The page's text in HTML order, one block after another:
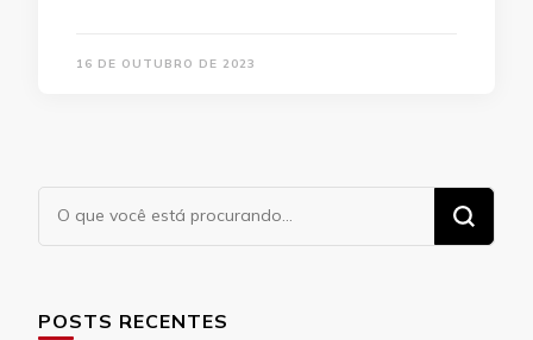
16 DE OUTUBRO DE 2023
Procurando
algo?
POSTS RECENTES